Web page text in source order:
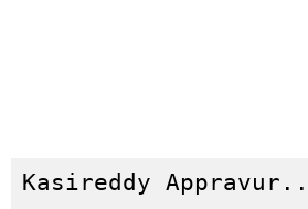
Kasireddy Appravur..